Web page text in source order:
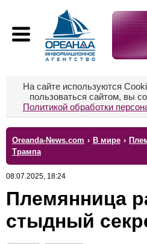
На сайте используются
пользоваться сайтом, вы
Политикой обработки
Oreanda-News.com › В мире ›
Трампа
08.07.2025, 18:24
Племянница
стыдный